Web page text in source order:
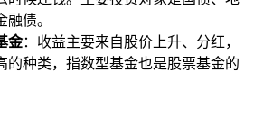
债。
金：收益主要来自股价上升、分红，
的种类，指数型基金也是股票基金的